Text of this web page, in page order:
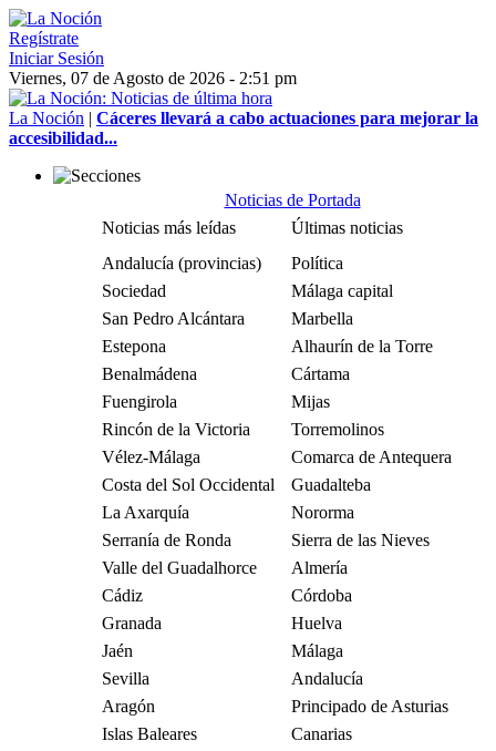
Regístrate
Iniciar Sesión
Viernes, 07 de Agosto de 2026 - 2:51 pm
La Noción | Cáceres llevará a cabo actuaciones para mejorar la
accesibilidad...
Noticias de Portada
Noticias más leídas
Últimas noticias
Andalucía (provincias)
Política
Sociedad
Málaga capital
San Pedro Alcántara
Marbella
Estepona
Alhaurín de la Torre
Benalmádena
Cártama
Fuengirola
Mijas
Rincón de la Victoria
Torremolinos
Vélez-Málaga
Comarca de Antequera
Costa del Sol Occidental
Guadalteba
La Axarquía
Nororma
Serranía de Ronda
Sierra de las Nieves
Valle del Guadalhorce
Almería
Cádiz
Córdoba
Granada
Huelva
Jaén
Málaga
Sevilla
Andalucía
Aragón
Principado de Asturias
Islas Baleares
Canarias